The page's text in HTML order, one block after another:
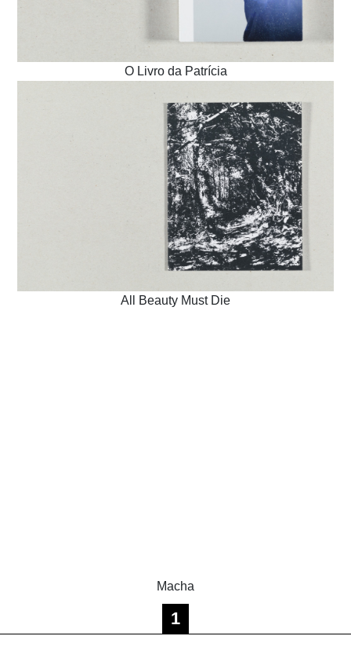
O Livro da Patrícia
All Beauty Must Die
Macha
1